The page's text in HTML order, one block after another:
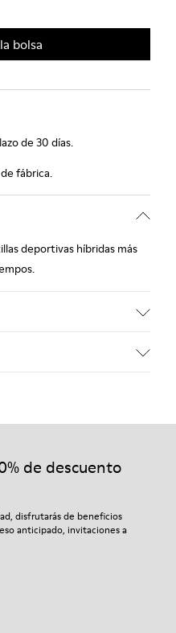
bolsa
de 30 días.
fábrica.
deportivas híbridas más
con materiales de primera
sobre cómo cuidar de
cuidado del calzado.
de descuento
disfrutarás de beneficios
anticipado, invitaciones a